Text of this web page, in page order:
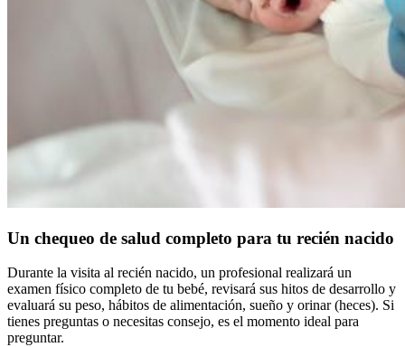
Un chequeo de salud completo para tu recién nacido
Durante la visita al recién nacido, un profesional realizará un
examen físico completo de tu bebé, revisará sus hitos de desarrollo y
evaluará su peso, hábitos de alimentación, sueño y orinar (heces). Si
tienes preguntas o necesitas consejo, es el momento ideal para
preguntar.